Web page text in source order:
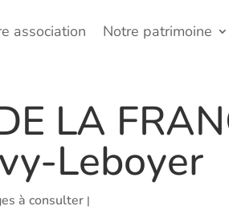
association Notre patrimoine
LA
Leboyer
à consulter |